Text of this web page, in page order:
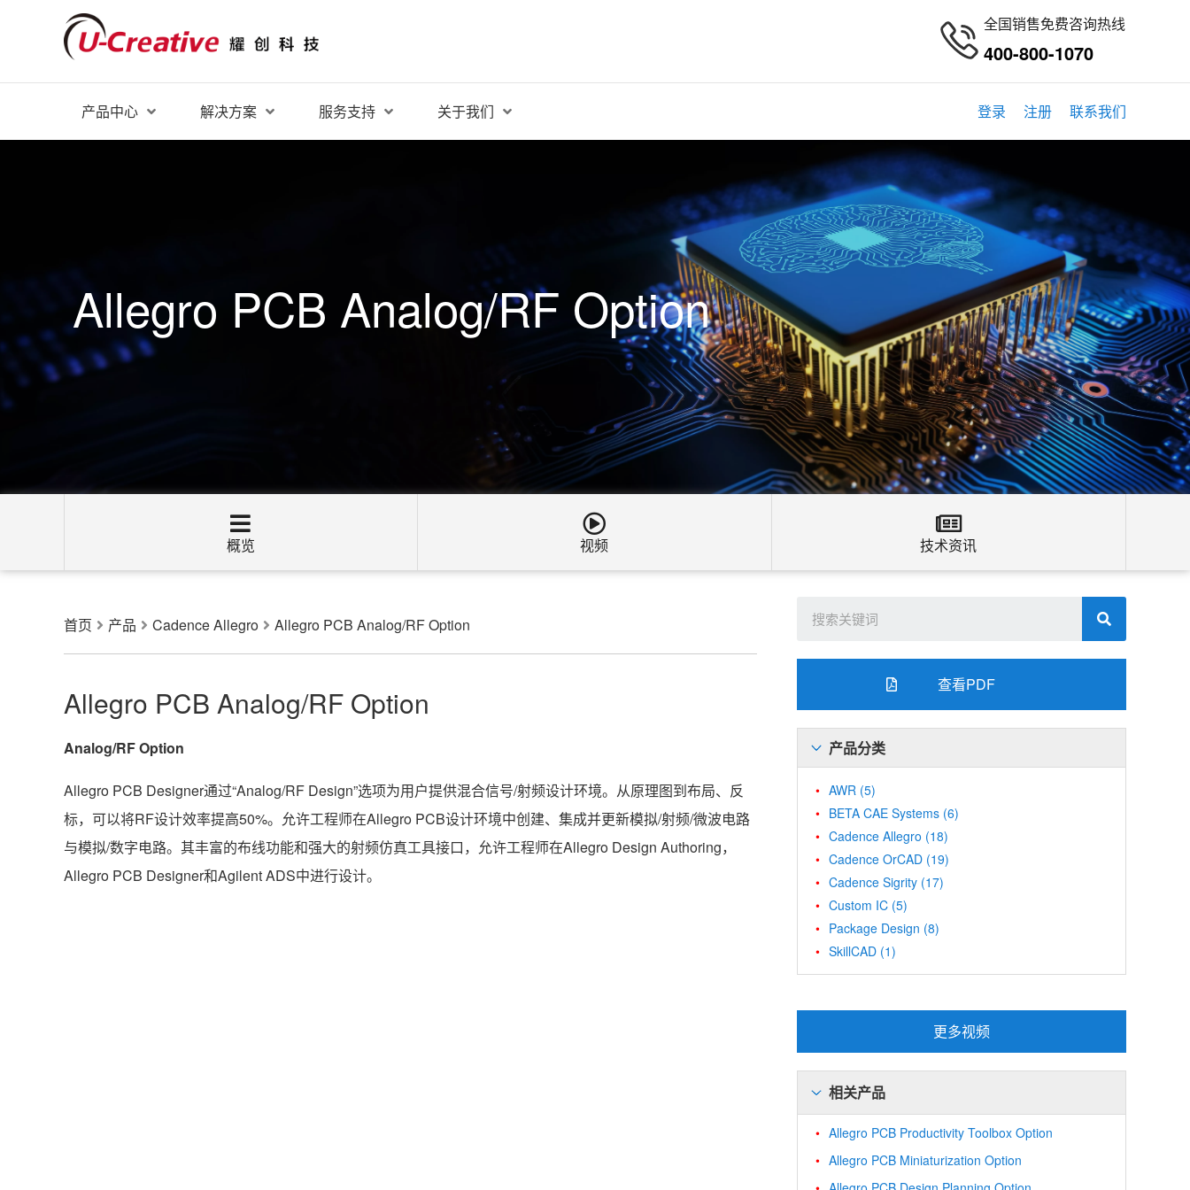
全国销售免费咨询热线
400-800-1070
产品中心 解决方案 服务支持 关于我们 登录 注册 联系我们
Allegro PCB Analog/RF Option
概览 视频 技术资讯
首页 产品 Cadence Allegro Allegro PCB Analog/RF Option
Allegro PCB Analog/RF Option
Analog/RF Option
Allegro PCB Designer通过“Analog/RF Design”选项为用户提供混合信号/射频设计环境。从原理图到布局、反
标，可以将RF设计效率提高50%。允许工程师在Allegro PCB设计环境中创建、集成并更新模拟/射频/微波电路
与模拟/数字电路。其丰富的布线功能和强大的射频仿真工具接口，允许工程师在Allegro Design Authoring，
Allegro PCB Designer和Agilent ADS中进行设计。
查看PDF
产品分类
AWR (5)
BETA CAE Systems (6)
Cadence Allegro (18)
Cadence OrCAD (19)
Cadence Sigrity (17)
Custom IC (5)
Package Design (8)
SkillCAD (1)
更多视频
相关产品
Allegro PCB Productivity Toolbox Option
Allegro PCB Miniaturization Option